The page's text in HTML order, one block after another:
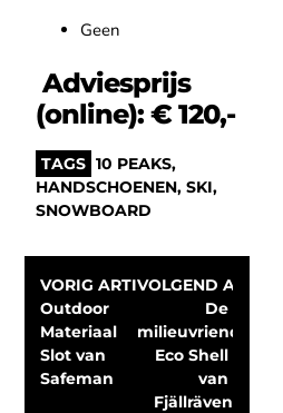
Geen
Adviesprijs
(online): € 120,-
TAGS 10 PEAKS,
HANDSCHOENEN,SKI,
SNOWBOARD
VORIG ARTIKEL
Outdoor
Materiaal
Slot van
Safeman
VOLGEND ARTIKEL
De
milieuvriendelijk
Eco Shell
van
Fjällräven